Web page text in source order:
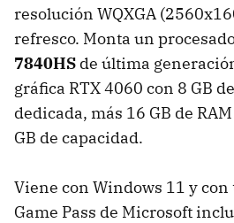
resolución WQXGA
refresco. Monta un
7840HS de última
gráfica RTX 4060 con 8 GB
dedicada, más 16 GB de
GB de capacidad.
Viene con Windows 11 y con
Game Pass de Microsoft